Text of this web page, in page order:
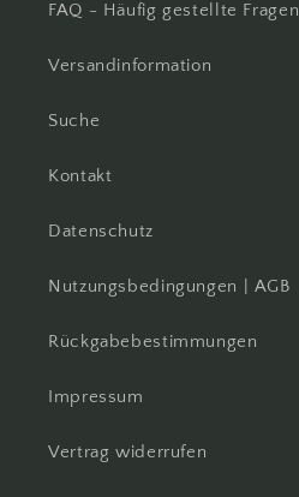
FAQ - Häufig gestellte Fragen
Versandinformation
Suche
Kontakt
Datenschutz
Nutzungsbedingungen | AGB
Rückgabebestimmungen
Impressum
Vertrag widerrufen